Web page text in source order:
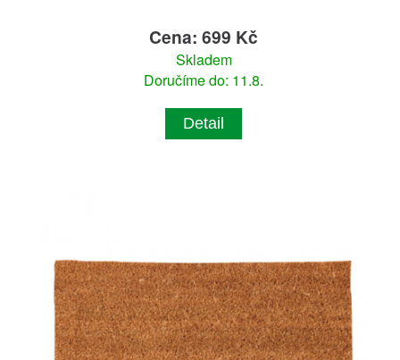
Cena: 699 Kč
Skladem
Doručíme do: 11.8.
Detail